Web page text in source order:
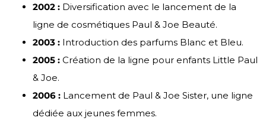
2002 : Diversification avec le lancement de la
ligne de cosmétiques Paul & Joe Beauté.
2003 : Introduction des parfums Blanc et Bleu.
2005 : Création de la ligne pour enfants Little Paul
& Joe.
2006 : Lancement de Paul & Joe Sister, une ligne
dédiée aux jeunes femmes.